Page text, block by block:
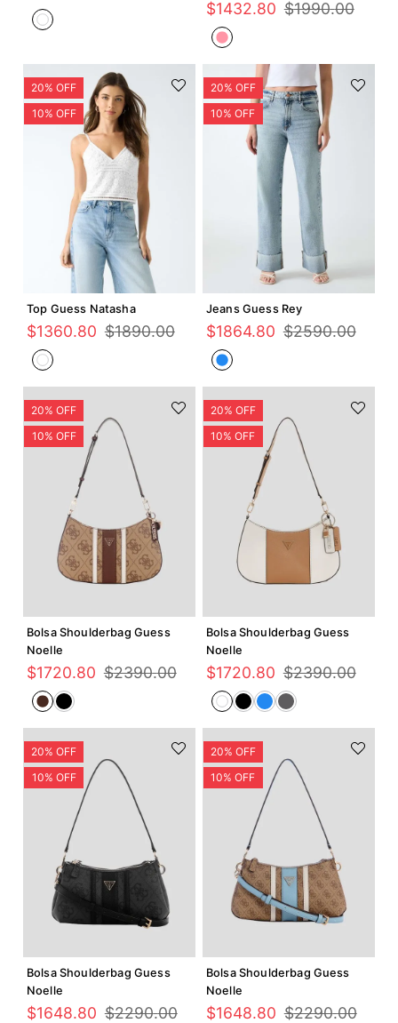
$1432.80 $1990.00
Agregar +
Top Guess Natasha
$1360.80 $1890.00
Agregar +
Jeans Guess Rey
$1864.80 $2590.00
Bolsa Shoulderbag Guess
Noelle
$1720.80 $2390.00
Bolsa Shoulderbag Guess
Noelle
$1720.80 $2390.00
Bolsa Shoulderbag Guess
Noelle
$1648.80 $2290.00
Bolsa Shoulderbag Guess
Noelle
$1648.80 $2290.00